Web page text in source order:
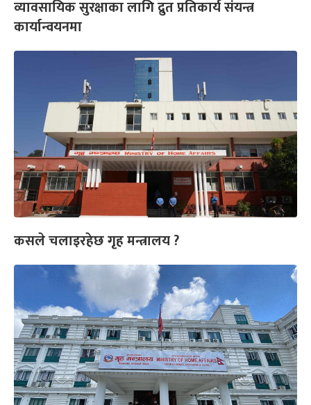
व्यावसायिक सुरक्षाका लागि द्रुत प्रतिकार्य संयन्त्र
कार्यान्वयनमा
कसले चलाइरहेछ गृह मन्त्रालय ?